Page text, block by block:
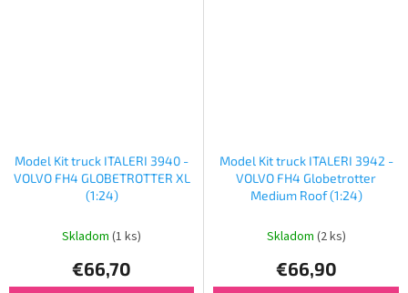
Model Kit truck ITALERI 3940 -
VOLVO FH4 GLOBETROTTER XL
(1:24)
Skladom (1 ks)
€66,70
Model Kit truck ITALERI 3942 -
VOLVO FH4 Globetrotter
Medium Roof (1:24)
Skladom (2 ks)
€66,90